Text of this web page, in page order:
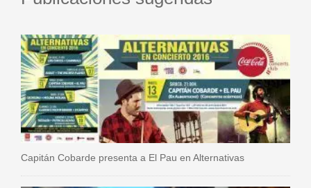
Capitán Cobarde presenta a El Pau en Alternativas